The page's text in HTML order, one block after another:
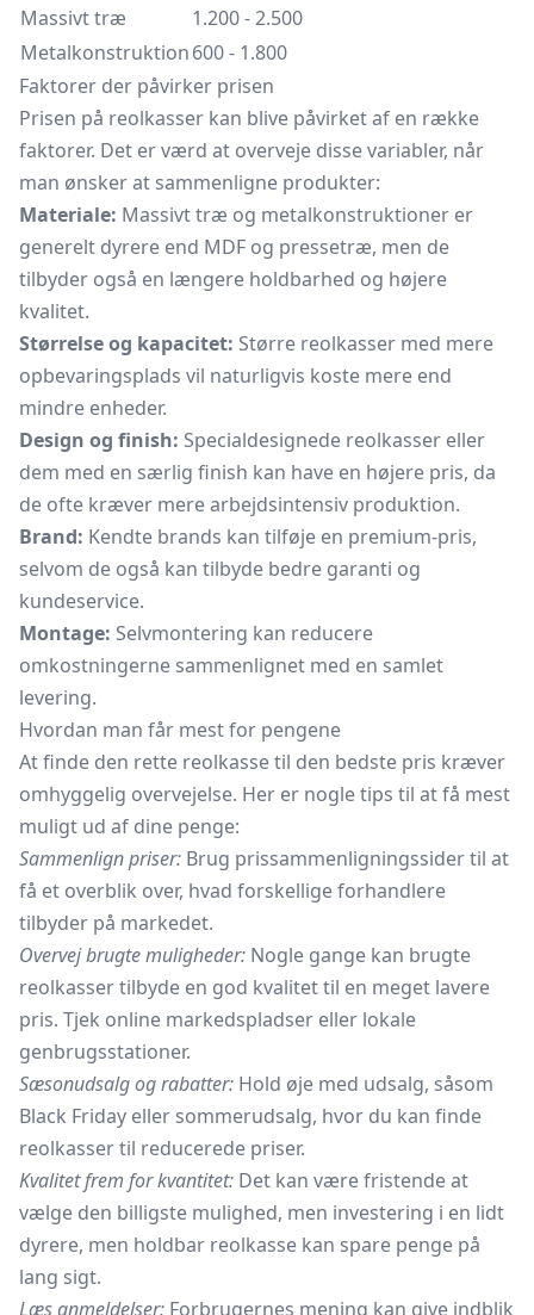
Massivt træ
1.200 - 2.500
Metalkonstruktion600 - 1.800
Faktorer der påvirker prisen
Prisen på reolkasser kan blive påvirket af en række
faktorer. Det er værd at overveje disse variabler, når
man ønsker at sammenligne produkter:
Materiale: Massivt træ og metalkonstruktioner er
generelt dyrere end MDF og pressetræ, men de
tilbyder også en længere holdbarhed og højere
kvalitet.
Størrelse og kapacitet: Større reolkasser med mere
opbevaringsplads vil naturligvis koste mere end
mindre enheder.
Design og finish: Specialdesignede reolkasser eller
dem med en særlig finish kan have en højere pris, da
de ofte kræver mere arbejdsintensiv produktion.
Brand: Kendte brands kan tilføje en premium-pris,
selvom de også kan tilbyde bedre garanti og
kundeservice.
Montage: Selvmontering kan reducere
omkostningerne sammenlignet med en samlet
levering.
Hvordan man får mest for pengene
At finde den rette reolkasse til den bedste pris kræver
omhyggelig overvejelse. Her er nogle tips til at få mest
muligt ud af dine penge:
Sammenlign priser: Brug prissammenligningssider til at
få et overblik over, hvad forskellige forhandlere
tilbyder på markedet.
Overvej brugte muligheder: Nogle gange kan brugte
reolkasser tilbyde en god kvalitet til en meget lavere
pris. Tjek online markedspladser eller lokale
genbrugsstationer.
Sæsonudsalg og rabatter: Hold øje med udsalg, såsom
Black Friday eller sommerudsalg, hvor du kan finde
reolkasser til reducerede priser.
Kvalitet frem for kvantitet: Det kan være fristende at
vælge den billigste mulighed, men investering i en lidt
dyrere, men holdbar reolkasse kan spare penge på
lang sigt.
Læs anmeldelser: Forbrugernes mening kan give indblik